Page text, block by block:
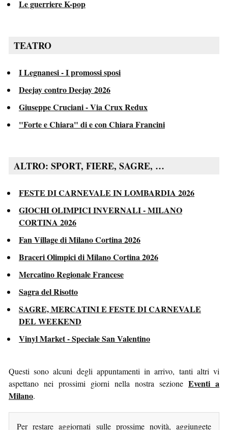
Le guerriere K-pop
TEATRO
I Legnanesi - I promossi sposi
Deejay contro Deejay 2026
Giuseppe Cruciani - Via Crux Redux
"Forte e Chiara" di e con Chiara Francini
ALTRO: SPORT, FIERE, SAGRE, …
FESTE DI CARNEVALE IN LOMBARDIA 2026
GIOCHI OLIMPICI INVERNALI - MILANO
CORTINA 2026
Fan Village di Milano Cortina 2026
Braceri Olimpici di Milano Cortina 2026
Mercatino Regionale Francese
Sagra del Risotto
SAGRE, MERCATINI E FESTE DI CARNEVALE
DEL WEEKEND
Vinyl Market - Speciale San Valentino
Questi sono alcuni degli appuntamenti in arrivo, tanti altri vi
aspettano nei prossimi giorni nella nostra sezione Eventi a
Milano.
Per restare aggiornati sulle prossime novità, aggiungete